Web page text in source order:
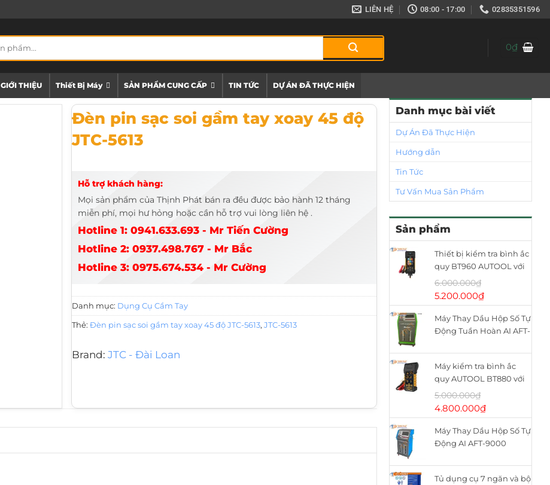
LIÊN HỆ 08:00 - 17:00 02835351596
0₫
GIỚI THIỆU Thiết Bị Máy SẢN PHẨM CUNG CẤP TIN TỨC DỰ ÁN ĐÃ THỰC HIỆN
Danh mục bài viết
Dự Án Đã Thực Hiện
Hướng dẫn
Tin Tức
Tư Vấn Mua Sản Phẩm
Sản phẩm
Thiết bị kiểm tra bình ắc
quy BT960 AUTOOL với
máy in nhiệt
6.000.000₫
Giá
gốc
là:
6.000.000₫.
5.200.000₫Giá
hiện
tại
là:
Máy Thay Dầu Hộp Số Tự
Động Tuần Hoàn AI AFT-
Máy kiểm tra bình ắc
quy AUTOOL BT880 với
máy in nhiệt
5.000.000₫
Giá
gốc
là:
5.000.000₫.
4.800.000₫Giá
hiện
tại
là:
Máy Thay Dầu Hộp Số Tự
Động AI AFT-9000
Tủ dụng cụ 7 ngăn và bộ
Đèn pin sạc soi gầm tay xoay 45 độ JTC-5613
Đèn pin sạc soi gầm tay xoay 45 độ
JTC-5613
Hỗ trợ khách hàng:
Mọi sản phẩm của Thịnh Phát bán ra đều được bảo hành 12 tháng
miễn phí, mọi hư hỏng hoặc cần hỗ trợ vui lòng liên hệ .
Hotline 1: 0941.633.693 - Mr Tiến Cường
Hotline 2: 0937.498.767 - Mr Bắc
Hotline 3: 0975.674.534 - Mr Cường
Danh mục: Dụng Cụ Cầm Tay
Thẻ:Đèn pin sạc soi gầm tay xoay 45 độ JTC-5613,JTC-5613
Brand: JTC - Đài Loan